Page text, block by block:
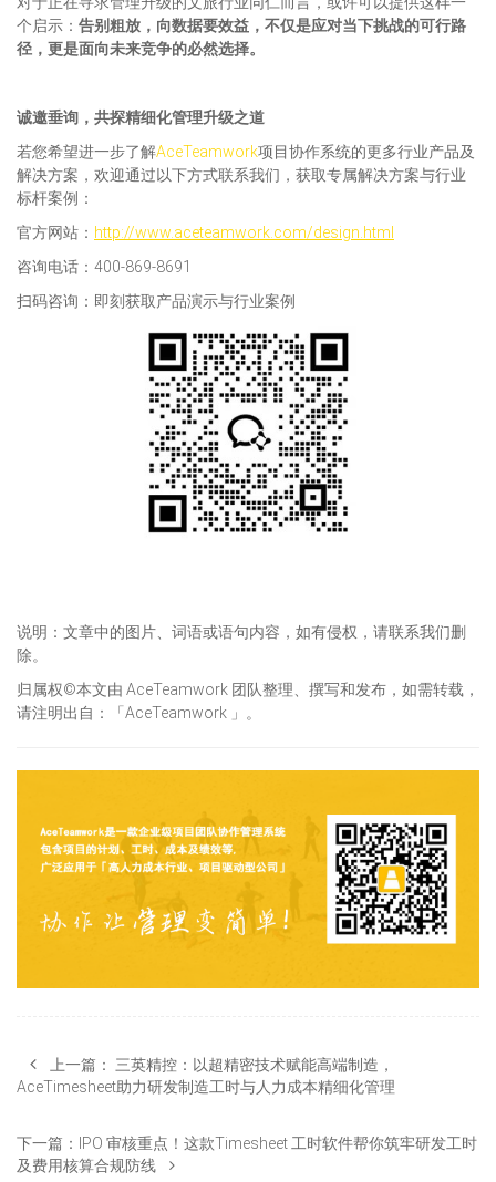
个启示： 告别粗放，向数据要效益，不仅是应对当下挑战的可行路
径，更是面向未来竞争的必然选择。
诚邀垂询，共探精细化管理升级之道
若您希望进一步了解AceTeamwork项目协作系统的更多行业产品及
解决方案，欢迎通过以下方式联系我们，获取专属解决方案与行业
标杆案例：
官方网站： http://www.aceteamwork.com/design.html
咨询电话：400-869-8691
扫码咨询：即刻获取产品演示与行业案例
说明：文章中的图片、词语或语句内容，如有侵权，请联系我们删
除。
归属权©本文由 AceTeamwork 团队整理、撰写和发布，如需转载，
请注明出自：「AceTeamwork 」。
上一篇： 三英精控：以超精密技术赋能高端制造，
AceTimesheet助力研发制造工时与人力成本精细化管理
下一篇：
IPO 审核重点！这款Timesheet 工时软件帮你筑牢研发工时
及费用核算合规防线